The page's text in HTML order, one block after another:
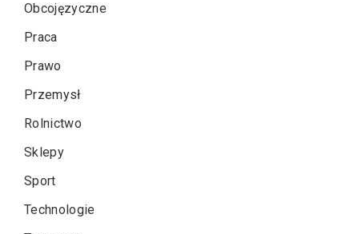
Obcojęzyczne
Praca
Prawo
Przemysł
Rolnictwo
Sklepy
Sport
Technologie